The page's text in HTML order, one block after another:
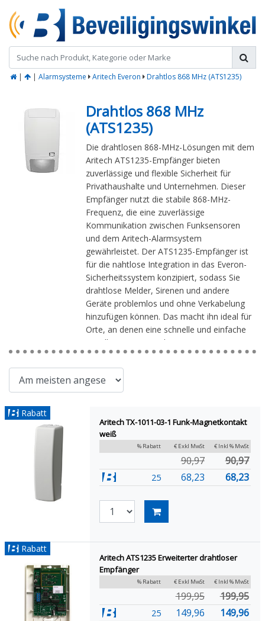
| | Alarmsysteme Aritech Everon Drahtlos 868 MHz (ATS1235)
Drahtlos 868 MHz
(ATS1235)
Die drahtlosen 868-MHz-Lösungen mit dem
Aritech ATS1235-Empfänger bieten
zuverlässige und flexible Sicherheit für
Privathaushalte und Unternehmen. Dieser
Empfänger nutzt die stabile 868-MHz-
Frequenz, die eine zuverlässige
Kommunikation zwischen Funksensoren
und dem Aritech-Alarmsystem
gewährleistet. Der ATS1235-Empfänger ist
für die nahtlose Integration in das Everon-
Sicherheitssystem konzipiert, sodass Sie
drahtlose Melder, Sirenen und andere
Geräte problemlos und ohne Verkabelung
hinzufügen können. Das macht ihn ideal für
Orte, an denen eine schnelle und einfache
Installation gewünscht ist.
Drahtlose 868-MHz-Technologie für
zuverlässige Verbindungen.
Alarmsystem.
Unterstützung für verschiedene
drahtlose Sensoren und Zubehör.
Einfache Installation ohne Kabel.
Flexible Lösung für Wohn- und
Geschäftsgebäude.
Rabatt
Aritech TX-1011-03-1 Funk-Magnetkontakt
weiß
% Rabatt € Exkl MwSt € Inkl % MwSt
90,97 90,97
25 68,23 68,23
Rabatt
Aritech ATS1235 Erweiterter drahtloser
Empfänger
% Rabatt € Exkl MwSt € Inkl % MwSt
199,95 199,95
25 149,96 149,96